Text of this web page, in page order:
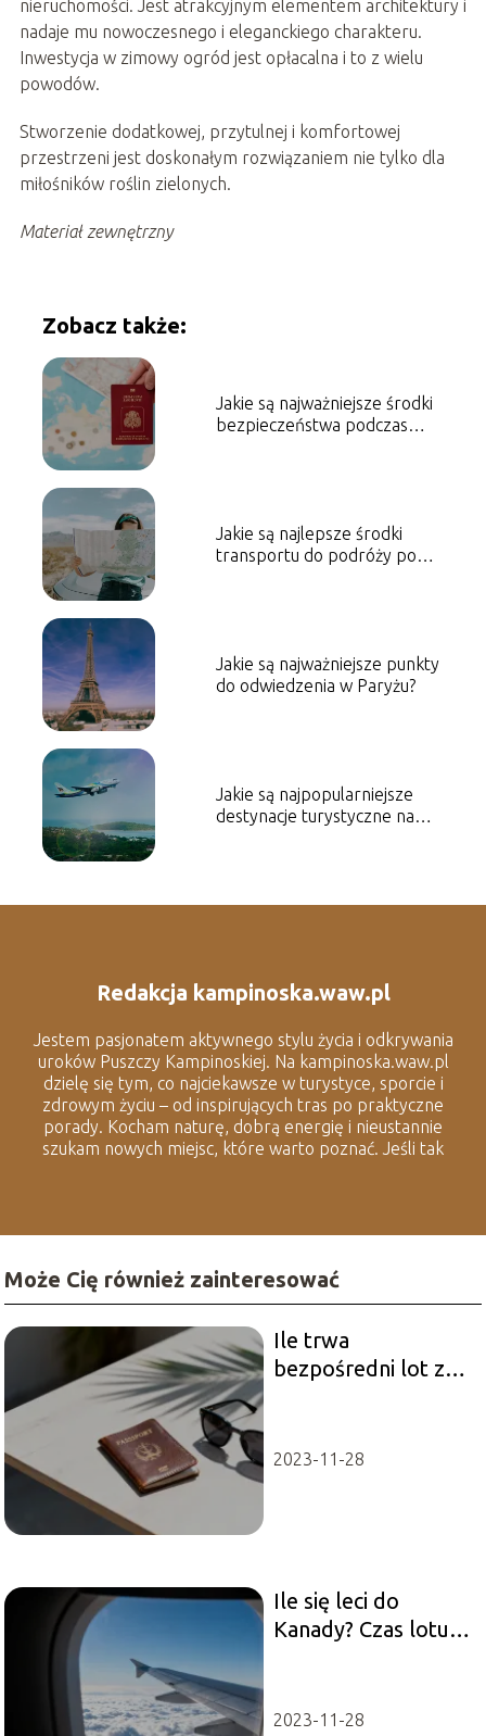
nieruchomości. Jest atrakcyjnym elementem architektury i
nadaje mu nowoczesnego i eleganckiego charakteru.
Inwestycja w zimowy ogród jest opłacalna i to z wielu
powodów.
Stworzenie dodatkowej, przytulnej i komfortowej
przestrzeni jest doskonałym rozwiązaniem nie tylko dla
miłośników roślin zielonych.
Materiał zewnętrzny
Zobacz także:
Jakie są najważniejsze środki
bezpieczeństwa podczas
Jakie są najlepsze środki
transportu do podróży po
Jakie są najważniejsze punkty
do odwiedzenia w Paryżu?
Jakie są najpopularniejsze
destynacje turystyczne na
Redakcja kampinoska.waw.pl
Jestem pasjonatem aktywnego stylu życia i odkrywania
uroków Puszczy Kampinoskiej. Na kampinoska.waw.pl
dzielę się tym, co najciekawsze w turystyce, sporcie i
zdrowym życiu – od inspirujących tras po praktyczne
porady. Kocham naturę, dobrą energię i nieustannie
szukam nowych miejsc, które warto poznać. Jeśli tak
Może Cię również zainteresować
Ile trwa
bezpośredni lot z
2023-11-28
Ile się leci do
Kanady? Czas lotu z
2023-11-28